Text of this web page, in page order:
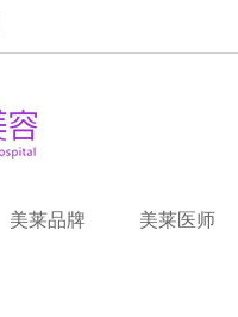
美莱品牌 美莱医师